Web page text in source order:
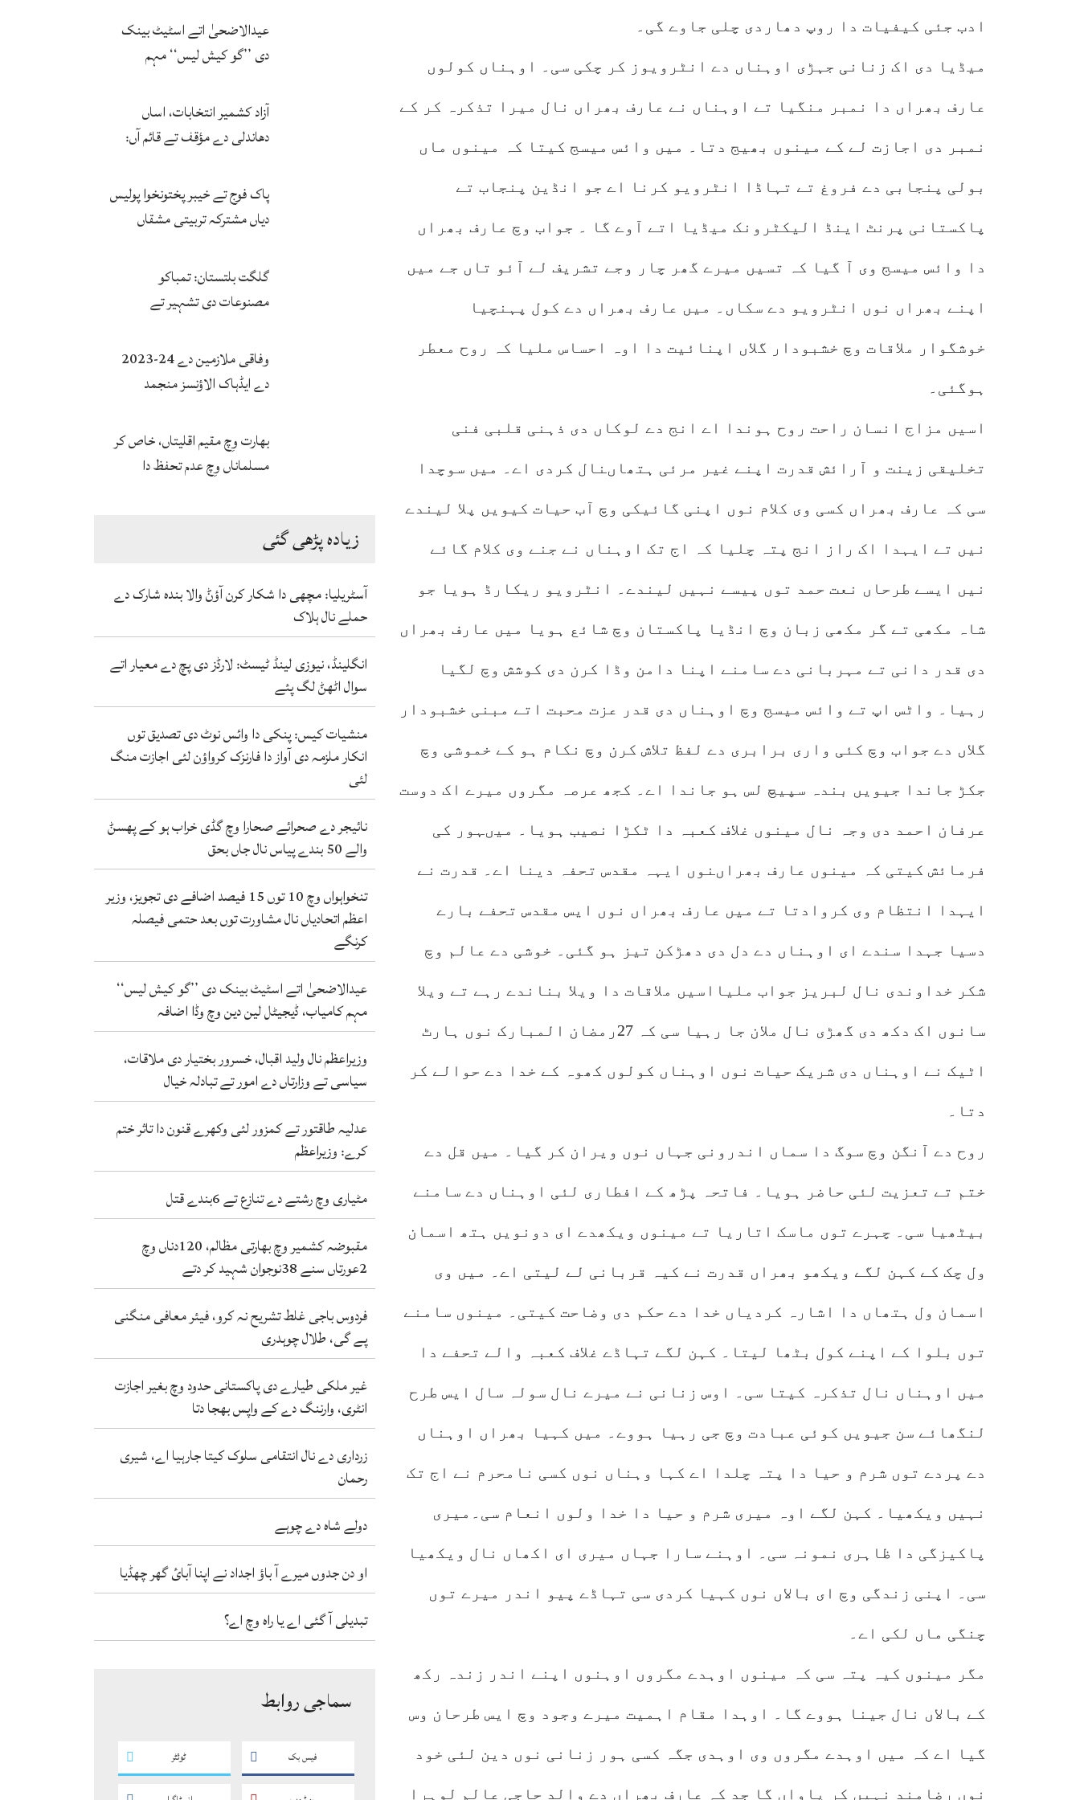
حتمی فیصلہ کرنگے
عیدالاضحیٰ اتے اسٹیٹ بینک
دی ’’گو کیش لیس‘‘ مہم
اضافہ
آزاد کشمیر انتخابات، اساں
دھاندلی دے مؤقف تے قائم آں:
پاک فوج تے خیبر پختونخوا پولیس
دیاں مشترکہ تربیتی مشقاں
گلگت بلتستان: تمباکو
مصنوعات دی تشہیر تے
وفاقی ملازمین دے 24-2023
دے ایڈہاک الاؤنسز منجمد
بھارت وِچ مقیم اقلیتاں، خاص کر
مسلماناں وِچ عدم تحفظ دا
زیادہ پڑھی گئی
آسٹریلیا: مچھی دا شکار کرن آؤݨ والا بندہ شارک دے
حملے نال ہلاک
انگلینڈ، نیوزی لینڈ ٹیسٹ: لارڈز دی پچ دے معیار اتے
سوال اٹھݨ لگ پئے
منشیات کیس: پنکی دا وائس نوٹ دی تصدیق توں
انکار ملزمہ دی آواز دا فارنزک کرواؤن لئی اجازت منگ
لئی
نائیجر دے صحرائے صحارا وچ گڈی خراب ہو کے پھسݨ
والے 50 بندے پیاس نال جاں بحق
تنخواہواں وچ 10 توں 15 فیصد اضافے دی تجویز، وزیر
اعظم اتحادیاں نال مشاورت توں بعد حتمی فیصلہ
کرنگے
عیدالاضحیٰ اتے اسٹیٹ بینک دی ’’گو کیش لیس‘‘
مہم کامیاب، ڈیجیٹل لین دین وچ وڈا اضافہ
وزیراعظم نال ولید اقبال، خسرور بختیار دی ملاقات،
سیاسی تے وزارتاں دے امور تے تبادلہ خیال
عدلیہ طاقتور تے کمزور لئی وکھرے قنون دا تاثر ختم
کرے: وزیراعظم
مٹیاری وچ رشتے دے تنازع تے 6بندے قتل
مقبوضہ کشمیر وچ بھارتی مظالم، 120دناں وچ
2عورتاں سنے 38نوجوان شہید کر دتے
فردوس باجی غلط تشریح نہ کرو، فیئر معافی منگنی
پے گی، طلال چوہدری
غیر ملکی طیارے دی پاکستانی حدود وچ بغیر اجازت
انٹری، وارننگ دے کے واپس بھجا دتا
زرداری دے نال انتقامی سلوک کیتا جارہیا اے، شیری
رحمان
دولے شاہ دے چوہے
او دن جدوں میرے آ باؤ اجداد نے اپنا آبائ گھر چھڈیا
تبدیلی آ گئی اے یا راہ وچ اے؟
سماجی روابط
فیس بک ٹوئٹر
ادب جئی کیفیات دا روپ دھاردی چلی جاوے گی۔
میڈیا دی اک زنانی جہڑی اوہناں دے انٹرویوز کر چکی سی۔ اوہناں کولوں
عارف بھراں دا نمبر منگیا تے اوہناں نے عارف بھراں نال میرا تذکرہ کر کے
نمبر دی اجازت لے کے مینوں بھیج دتا۔ میں وائس میسج کیتا کہ مینوں ماں
بولی پنجابی دے فروغ تے تہاڈا انٹرویو کرنا اے جو انڈین پنجاب تے
پاکستانی پرنٹ اینڈ الیکٹرونک میڈیا اتے آوے گا ۔ جواب وچ عارف بھراں
دا وائس میسج وی آ گیا کہ تسیں میرے گھر چار وجے تشریف لے آئو تاں جے میں
اپنے بھراں نوں انٹرویو دے سکاں۔ میں عارف بھراں دے کول پہنچیا
خوشگوار ملاقات وچ خشبودار گلاں اپنائیت دا اوہ احساس ملیا کہ روح معطر
ہوگئی۔
اسیں مزاج انسان راحت روح ہوندا اے انج دے لوکاں دی ذہنی قلبی فنی
تخلیقی زینت و آرائش قدرت اپنے غیر مرئی ہتھاںنال کردی اے۔ میں سوچدا
سی کہ عارف بھراں کسی وی کلام نوں اپنی گائیکی وچ آب حیات کیویں پلا لیندے
نیں تے ایہدا اک راز انج پتہ چلیا کہ اج تک اوہناں نے جنے وی کلام گائے
نیں ایسے طرحاں نعت حمد توں پیسے نہیں لیندے۔ انٹرویو ریکارڈ ہویا جو
شاہ مکھی تے گر مکھی زبان وچ انڈیا پاکستان وچ شائع ہویا میں عارف بھراں
دی قدر دانی تے مہربانی دے سامنے اپنا دامن وڈا کرن دی کوشش وچ لگیا
رہیا۔ واٹس اپ تے وائس میسج وچ اوہناں دی قدر عزت محبت اتے مبنی خشبودار
گلاں دے جواب وچ کئی واری برابری دے لفظ تلاش کرن وچ نکام ہو کے خموشی وچ
جکڑ جاندا جیویں بندہ سپیچ لس ہو جاندا اے۔ کجھ عرصہ مگروں میرے اک دوست
عرفان احمد دی وجہ نال مینوں غلاف کعبہ دا ٹکڑا نصیب ہویا۔ میںہور کی
فرمائش کیتی کہ مینوں عارف بھراںنوں ایہہ مقدس تحفہ دینا اے۔ قدرت نے
ایہدا انتظام وی کروادتا تے میں عارف بھراں نوں ایس مقدس تحفے بارے
دسیا جہدا سندے ای اوہناں دے دل دی دھڑکن تیز ہو گئی۔ خوشی دے عالم وچ
شکر خداوندی نال لبریز جواب ملیااسیں ملاقات دا ویلا بناندے رہے تے ویلا
سانوں اک دکھ دی گھڑی نال ملان جا رہیا سی کہ 27رمضان المبارک نوں ہارٹ
اٹیک نے اوہناں دی شریک حیات نوں اوہناں کولوں کھوہ کے خدا دے حوالے کر
دتا۔
روح دے آنگن وچ سوگ دا سماں اندرونی جہاں نوں ویران کر گیا۔ میں قل دے
ختم تے تعزیت لئی حاضر ہویا۔ فاتحہ پڑھ کے افطاری لئی اوہناں دے سامنے
بیٹھیا سی۔ چہرے توں ماسک اتاریا تے مینوں ویکھدے ای دونویں ہتھ اسمان
ول چک کے کہن لگے ویکھو بھراں قدرت نے کیہ قربانی لے لیتی اے۔ میں وی
اسمان ول ہتھاں دا اشارہ کردیاں خدا دے حکم دی وضاحت کیتی۔ مینوں سامنے
توں بلوا کے اپنے کول بٹھا لیتا۔ کہن لگے تہاڈے غلاف کعبہ والے تحفے دا
میں اوہناں نال تذکرہ کیتا سی۔ اوس زنانی نے میرے نال سولہ سال ایس طرح
لنگھائے سن جیویں کوئی عبادت وچ جی رہیا ہووے۔ میں کہیا بھراں اوہناں
دے پردے توں شرم و حیا دا پتہ چلدا اے کہا وہناں نوں کسی نامحرم نے اج تک
نہیں ویکھیا۔ کہن لگے اوہ میری شرم و حیا دا خدا ولوں انعام سی۔میری
پاکیزگی دا ظاہری نمونہ سی۔ اوہنے سارا جہاں میری ای اکھاں نال ویکھیا
سی۔ اپنی زندگی وچ ای بالاں نوں کہیا کردی سی تہاڈے پیو اندر میرے توں
چنگی ماں لکی اے۔
مگر مینوں کیہ پتہ سی کہ مینوں اوہدے مگروں اوہنوں اپنے اندر زندہ رکھ
کے بالاں نال جینا ہووے گا۔ اوہدا مقام اہمیت میرے وجود وچ ایس طرحان وس
گیا اے کہ میں اوہدے مگروں وی اوہدی جگہ کسی ہور زنانی نوں دین لئی خود
نوں رضامند نہیں کر پاواں گا جد کہ عارف بھراں دے والد حاجی عالم لوہرا